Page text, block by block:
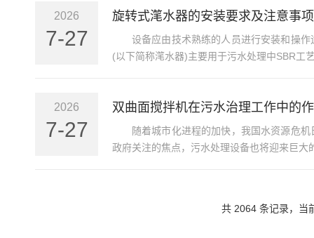
2026
7-27
旋转式滗水器的安装要求及注意事项
设备应由技术熟练的人员进行安装和操
(以下简称滗水器)主要用于污水处理中SBR工
2026
7-27
双曲面搅拌机在污水治理工作中的
随着城市化进程的加快，我国水资源危
政府关注的焦点，污水处理设备也将迎来巨
共 2064 条记录，